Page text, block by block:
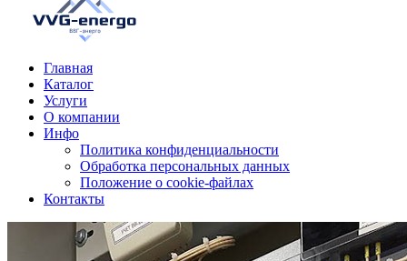
Главная
Каталог
Услуги
О компании
Инфо
Политика конфиденциальности
Обработка персональных данных
Положение о cookie-файлах
Контакты